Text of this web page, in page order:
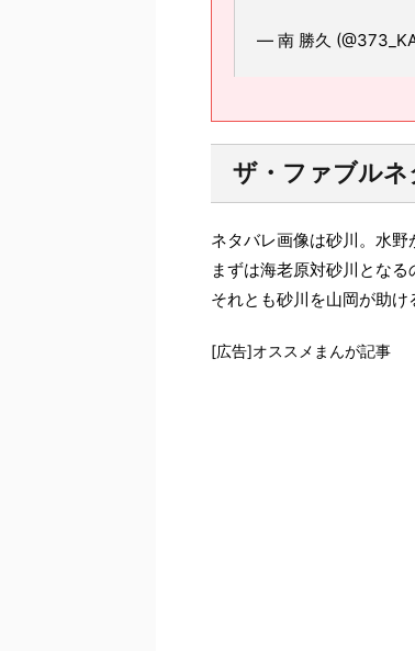
— 南 勝久
ザ・ファブル
ネタバレ画像は砂川。水野
まずは海老原対砂川となる
それとも砂川を山岡が助け
[広告]オススメまんが記事